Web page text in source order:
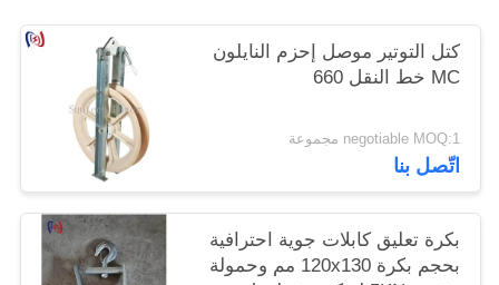
كتل التوتير موصل إحزم النايلون
MC خط النقل 660
negotiable MOQ:1 مجموعة
اتّصل بنا
بكرة تعليق كابلات جوية احترافية
بحجم بكرة 120x130 مم وحمولة